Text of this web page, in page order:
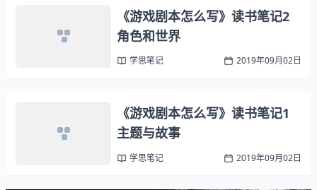
《游戏剧本怎么写》读书笔记2
角色和世界
学思笔记 2019年09月02日
《游戏剧本怎么写》读书笔记1
主题与故事
学思笔记 2019年09月02日